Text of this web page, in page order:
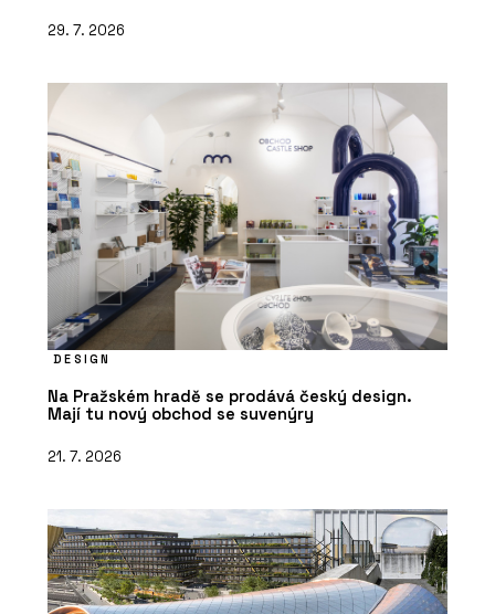
29. 7. 2026
DESIGN
Na Pražském hradě se prodává český design.
Mají tu nový obchod se suvenýry
21. 7. 2026